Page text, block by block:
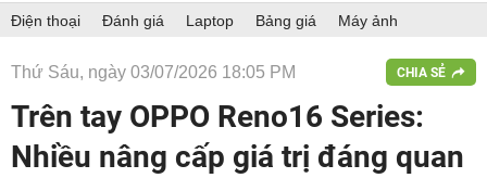
Điện thoại Đánh giá Laptop Bảng giá Máy ảnh
Thứ Sáu, ngày 03/07/2026 18:05 PM CHIA SẺ
Trên tay OPPO Reno16 Series:
Nhiều nâng cấp giá trị đáng quan